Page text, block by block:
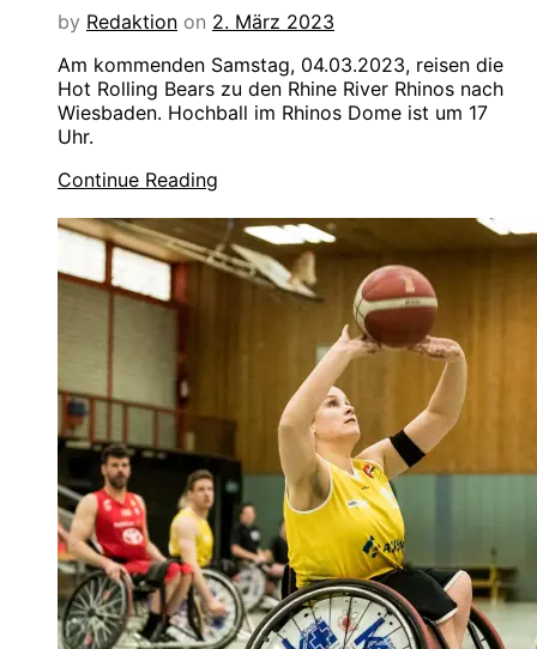
by Redaktion on 2. März 2023
Am kommenden Samstag, 04.03.2023, reisen die
Hot Rolling Bears zu den Rhine River Rhinos nach
Wiesbaden. Hochball im Rhinos Dome ist um 17
Uhr.
Continue Reading